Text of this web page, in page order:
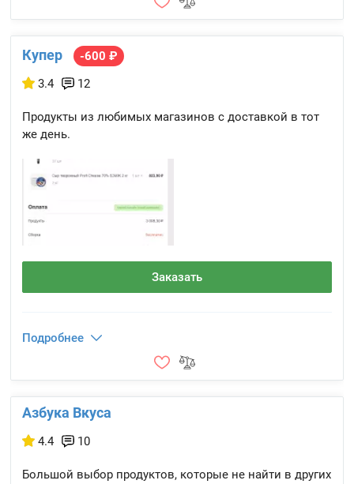
Купер
-600 ₽
3.4
12
Продукты из любимых магазинов с доставкой в тот
же день.
Заказать
Подробнее
Азбука Вкуса
4.4 10
Большой выбор продуктов, которые не найти в других